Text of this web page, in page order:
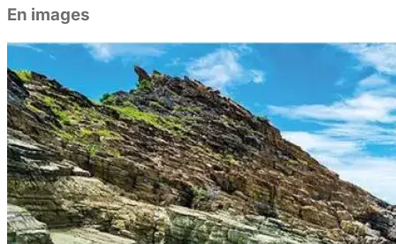
En images